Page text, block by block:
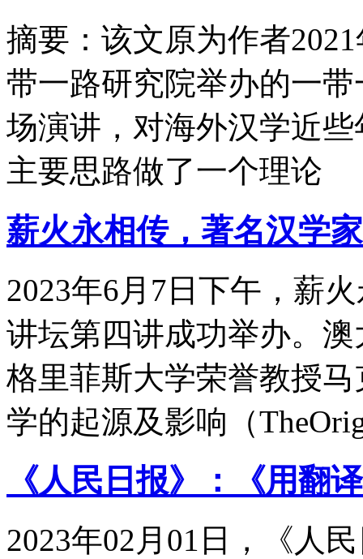
摘要：该文原为作者
带一路研究院举办的一
场演讲，对海外汉学近
主要思路做了一个理论
薪火永相传，著名汉学
2023年6月7日下午，薪
讲坛第四讲成功举办。
格里菲斯大学荣誉教授马
学的起源及影响（
《人民日报》：《用翻
2023年02月01日，《人